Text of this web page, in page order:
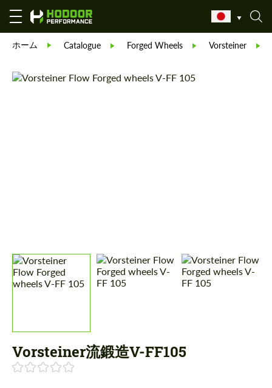
ホーム Catalogue Forged Wheels Vorsteiner
Vorsteiner流鍛造V-FF105